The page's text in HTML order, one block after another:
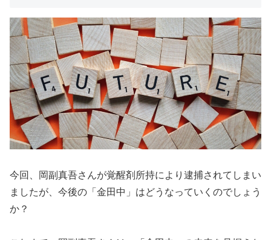
今回、岡副真吾さんが覚醒剤所持により逮捕されてしまい
ましたが、今後の「金田中」はどうなっていくのでしょう
か？